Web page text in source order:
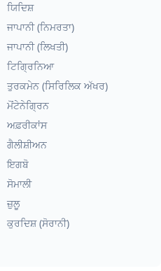
ਯਿਦਿਸ਼
ਜਾਪਾਨੀ (ਨਿਮਰਤਾ)
ਜਾਪਾਨੀ (ਲਿਖਤੀ)
ਟਿਗ੍ਰਿਨਿਆ
ਤੁਰਕਮੇਨ (ਸਿਰਿਲਿਕ ਅੱਖਰ)
ਮੋਂਟੇਨੇਗ੍ਰਿਨ
ਅਫ਼ਰੀਕਾਂਸ
ਗੈਲੀਸ਼ੀਅਨ
ਇਗਬੋ
ਸੋਮਾਲੀ
ਜ਼ੁਲੂ
ਕੁਰਦਿਸ਼ (ਸੋਰਾਨੀ)